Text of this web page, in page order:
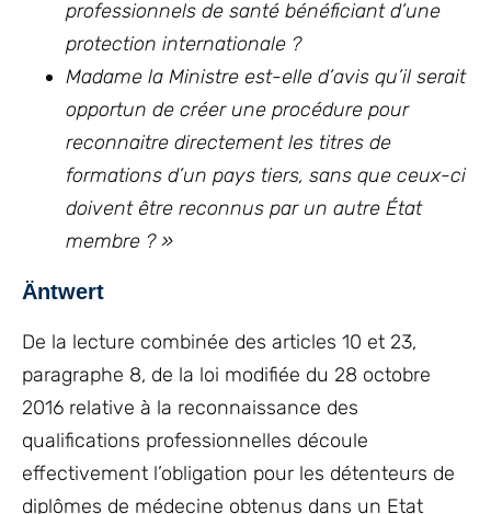
professionnels de santé bénéficiant d’une
protection internationale ?
Madame la Ministre est-elle d’avis qu’il serait
opportun de créer une procédure pour
reconnaitre directement les titres de
formations d’un pays tiers, sans que ceux-ci
doivent être reconnus par un autre État
membre ? »
Äntwert
De la lecture combinée des articles 10 et 23,
paragraphe 8, de la loi modifiée du 28 octobre
2016 relative à la reconnaissance des
qualifications professionnelles découle
effectivement l’obligation pour les détenteurs de
diplômes de médecine obtenus dans un Etat